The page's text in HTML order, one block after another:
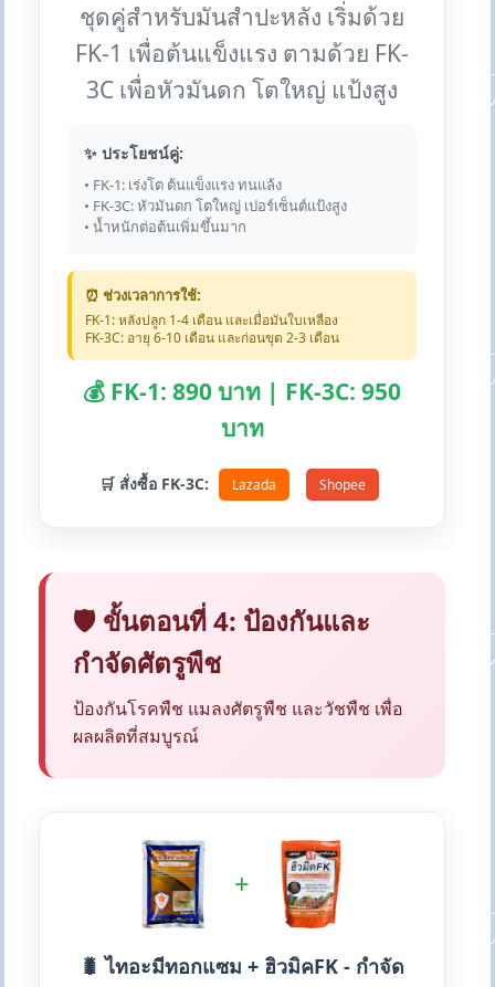
ชุดคู่สำหรับมันสำปะหลัง เริ่มด้วย
FK-1 เพื่อต้นแข็งแรง ตามด้วย FK-
3C เพื่อหัวมันดก โตใหญ่ แป้งสูง
✨ ประโยชน์คู่:
• FK-1: เร่งโต ต้นแข็งแรง ทนแล้ง
• FK-3C: หัวมันดก โตใหญ่ เปอร์เซ็นต์แป้งสูง
• น้ำหนักต่อต้นเพิ่มขึ้นมาก
⏰ ช่วงเวลาการใช้:
FK-1: หลังปลูก 1-4 เดือน และเมื่อมันใบเหลือง
FK-3C: อายุ 6-10 เดือน และก่อนขุด 2-3 เดือน
💰 FK-1: 890 บาท | FK-3C: 950
บาท
🛒 สั่งซื้อ FK-3C: Lazada Shopee
🛡️ ขั้นตอนที่ 4: ป้องกันและ
กำจัดศัตรูพืช
ป้องกันโรคพืช แมลงศัตรูพืช และวัชพืช เพื่อ
ผลผลิตที่สมบูรณ์
+
🐛 ไทอะมีทอกแซม + ฮิวมิคFK - กำจัด